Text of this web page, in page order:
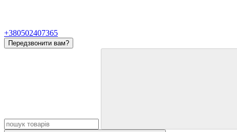
+380502407365
Передзвонити вам?